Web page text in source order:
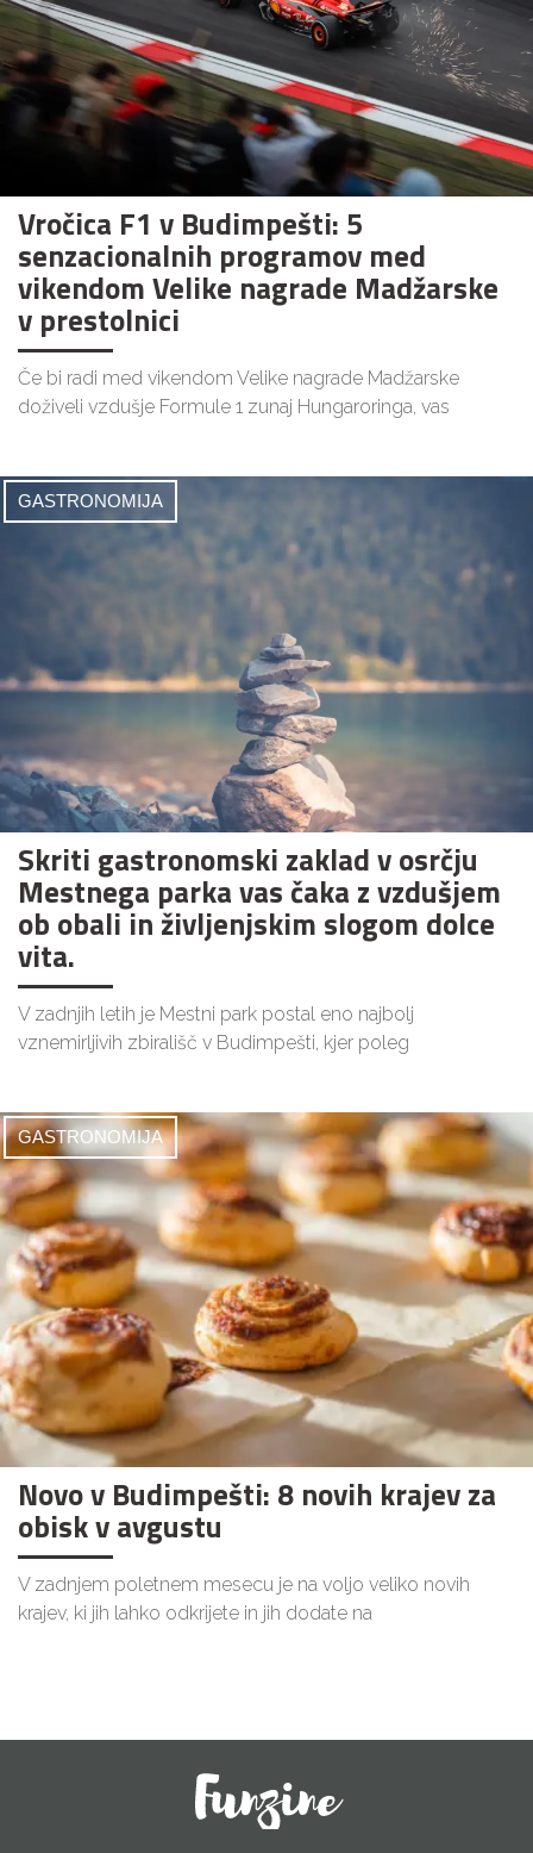
Vročica F1 v Budimpešti: 5
senzacionalnih programov med
vikendom Velike nagrade Madžarske
v prestolnici
Če bi radi med vikendom Velike nagrade Madžarske
doživeli vzdušje Formule 1 zunaj Hungaroringa, vas
GASTRONOMIJA
Skriti gastronomski zaklad v osrčju
Mestnega parka vas čaka z vzdušjem
ob obali in življenjskim slogom dolce
vita.
V zadnjih letih je Mestni park postal eno najbolj
vznemirljivih zbirališč v Budimpešti, kjer poleg
GASTRONOMIJA
Novo v Budimpešti: 8 novih krajev za
obisk v avgustu
V zadnjem poletnem mesecu je na voljo veliko novih
krajev, ki jih lahko odkrijete in jih dodate na